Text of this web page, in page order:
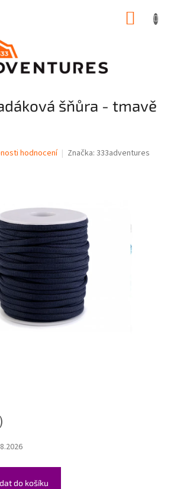
šňůra - tmavě
hodnocení Značka: 333adventures
do košíku